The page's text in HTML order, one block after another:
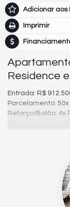
Adicionar aos
Imprimir
Residence
Entrada: R$
Parcelamento: 50x
Reforço/Balão: 4x
160m² Área
330m² Área total
Acabamento em
Aquecimento a